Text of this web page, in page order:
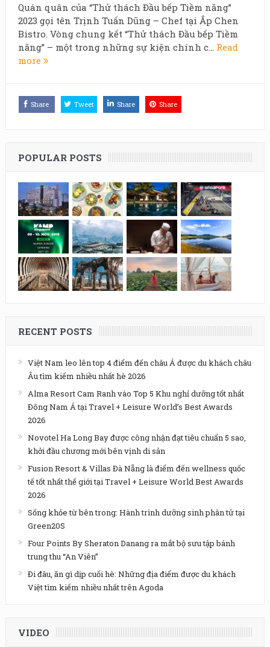
Quán quân của “Thử thách Đầu bếp Tiềm năng”
2023 gọi tên Trịnh Tuấn Dũng – Chef tại Ắp Chen
Bistro. Vòng chung kết “Thử thách Đầu bếp Tiềm
năng” – một trong những sự kiện chính c... Read
more
Share Tweet Share Share
POPULAR POSTS
RECENT POSTS
Việt Nam leo lên top 4 điểm đến châu Á được du khách châu
Âu tìm kiếm nhiều nhất hè 2026
Alma Resort Cam Ranh vào Top 5 Khu nghỉ dưỡng tốt nhất
Đông Nam Á tại Travel + Leisure World’s Best Awards
2026
Novotel Ha Long Bay được công nhận đạt tiêu chuẩn 5 sao,
khởi đầu chương mới bên vịnh di sản
Fusion Resort & Villas Đà Nẵng là điểm đến wellness quốc
tế tốt nhất thế giới tại Travel + Leisure World Best Awards
2026
Sống khỏe từ bên trong: Hành trình dưỡng sinh phân tử tại
Green20S
Four Points By Sheraton Danang ra mắt bộ sưu tập bánh
trung thu “An Viên”
Đi đâu, ăn gì dịp cuối hè: Những địa điểm được du khách
Việt tìm kiếm nhiều nhất trên Agoda
VIDEO